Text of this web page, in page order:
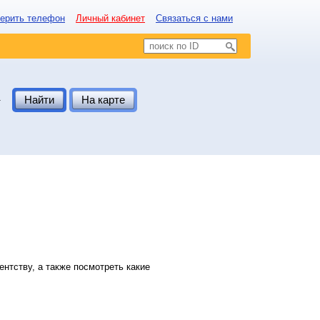
телефон Личный кабинет Связаться с нами
Найти На карте
а также посмотреть какие